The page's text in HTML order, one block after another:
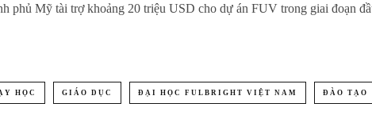
phủ Mỹ tài trợ khoảng 20 triệu USD cho dự án FUV trong giai đoạn
HỌC GIÁO DỤC ĐẠI HỌC FULBRIGHT VIỆT NAM ĐÀO TẠO